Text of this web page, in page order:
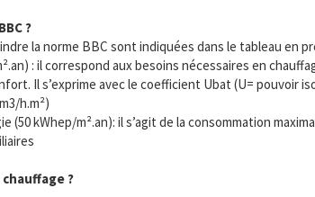
?
la norme BBC sont indiquées dans le tableau en
: il correspond aux besoins nécessaires en
Il s’exprime avec le coefficient Ubat (U= pouvoir
h.m²)
(50 kWhep/m².an): il s’agit de la consommation
?